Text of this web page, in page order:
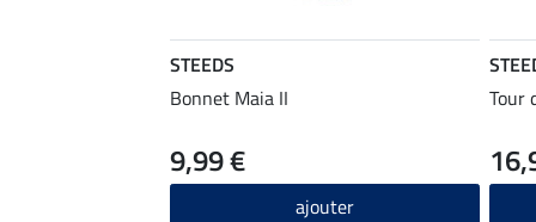
STEEDS
Bonnet Maia II
9,99 €
ajouter
Tour